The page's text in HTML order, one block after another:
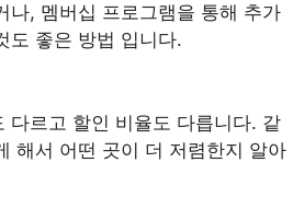
나, 멤버십 프로그램을 통해 추가
도 좋은 방법 입니다.
다르고 할인 비율도 다릅니다. 같
해서 어떤 곳이 더 저렴한지 알아